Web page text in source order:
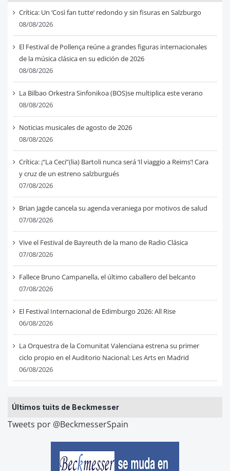
Crítica: Un ‘Così fan tutte’ redondo y sin fisuras en Salzburgo
08/08/2026
El Festival de Pollença reúne a grandes figuras internacionales
de la música clásica en su edición de 2026
08/08/2026
La Bilbao Orkestra Sinfonikoa (BOS)se multiplica este verano
08/08/2026
Noticias musicales de agosto de 2026
08/08/2026
Crítica: ¡“La Ceci”(lia) Bartoli nunca será ‘Il viaggio a Reims’! Cara
y cruz de un estreno salzburgués
07/08/2026
Brian Jagde cancela su agenda veraniega por motivos de salud
07/08/2026
Vive el Festival de Bayreuth de la mano de Radio Clásica
07/08/2026
Fallece Bruno Campanella, el último caballero del belcanto
07/08/2026
El Festival Internacional de Edimburgo 2026: All Rise
06/08/2026
La Orquestra de la Comunitat Valenciana estrena su primer
ciclo propio en el Auditorio Nacional: Les Arts en Madrid
06/08/2026
Últimos tuits de Beckmesser
Tweets por @BeckmesserSpain